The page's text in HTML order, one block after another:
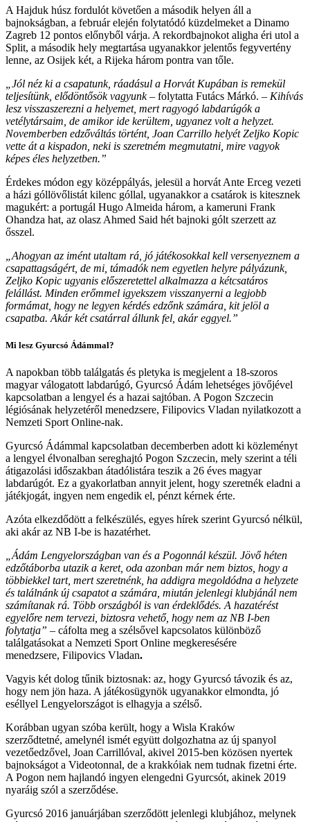
A Hajduk húsz fordulót követően a második helyen áll a
bajnokságban, a február elején folytatódó küzdelmeket a Dinamo
Zagreb 12 pontos előnyből várja. A rekordbajnokot aligha éri utol a
Split, a második hely megtartása ugyanakkor jelentős fegyvertény
lenne, az Osijek két, a Rijeka három pontra van tőle.
„Jól néz ki a csapatunk, ráadásul a Horvát Kupában is remekül
teljesítünk, elődöntősök vagyunk– folytatta Futács Márkó. – Kihívás
lesz visszaszerezni a helyemet, mert ragyogó labdarúgók a
vetélytársaim, de amikor ide kerültem, ugyanez volt a helyzet.
Novemberben edzőváltás történt, Joan Carrillo helyét Zeljko Kopic
vette át a kispadon, neki is szeretném megmutatni, mire vagyok
képes éles helyzetben.”
Érdekes módon egy középpályás, jelesül a horvát Ante Erceg vezeti
a házi góllövőlistát kilenc góllal, ugyanakkor a csatárok is kitesznek
magukért: a portugál Hugo Almeida három, a kameruni Frank
Ohandza hat, az olasz Ahmed Said hét bajnoki gólt szerzett az
ősszel.
„Ahogyan az imént utaltam rá, jó játékosokkal kell versenyeznem a
csapattagságért, de mi, támadók nem egyetlen helyre pályázunk,
Zeljko Kopic ugyanis előszeretettel alkalmazza a kétcsatáros
felállást. Minden erőmmel igyekszem visszanyerni a legjobb
formámat, hogy ne legyen kérdés edzőnk számára, kit jelöl a
csapatba. Akár két csatárral állunk fel, akár eggyel.”
Mi lesz Gyurcsó Ádámmal?
A napokban több találgatás és pletyka is megjelent a 18-szoros
magyar válogatott labdarúgó, Gyurcsó Ádám lehetséges jövőjével
kapcsolatban a lengyel és a hazai sajtóban. A Pogon Szczecin
légiósának helyzetéről menedzsere, Filipovics Vladan nyilatkozott a
Nemzeti Sport Online-nak.
Gyurcsó Ádámmal kapcsolatban decemberben adott ki közleményt
a lengyel élvonalban sereghajtó Pogon Szczecin, mely szerint a téli
átigazolási időszakban átadólistára teszik a 26 éves magyar
labdarúgót. Ez a gyakorlatban annyit jelent, hogy szeretnék eladni a
játékjogát, ingyen nem engedik el, pénzt kérnek érte.
Azóta elkezdődött a felkészülés, egyes hírek szerint Gyurcsó nélkül,
aki akár az NB I-be is hazatérhet.
„Ádám Lengyelországban van és a Pogonnál készül. Jövő héten
edzőtáborba utazik a keret, oda azonban már nem biztos, hogy a
többiekkel tart, mert szeretnénk, ha addigra megoldódna a helyzete
és találnánk új csapatot a számára, miután jelenlegi klubjánál nem
számítanak rá. Több országból is van érdeklődés. A hazatérést
egyelőre nem tervezi, biztosra vehető, hogy nem az NB I-ben
folytatja” – cáfolta meg a szélsővel kapcsolatos különböző
találgatásokat a Nemzeti Sport Online megkeresésére
menedzsere, Filipovics Vladan.
Vagyis két dolog tűnik biztosnak: az, hogy Gyurcsó távozik és az,
hogy nem jön haza. A játékosügynök ugyanakkor elmondta, jó
eséllyel Lengyelországot is elhagyja a szélső.
Korábban ugyan szóba került, hogy a Wisla Kraków
szerződtetné, amelynél ismét együtt dolgozhatna az új spanyol
vezetőedzővel, Joan Carrillóval, akivel 2015-ben közösen nyertek
bajnokságot a Videotonnal, de a krakkóiak nem tudnak fizetni érte.
A Pogon nem hajlandó ingyen elengedni Gyurcsót, akinek 2019
nyaráig szól a szerződése.
Gyurcsó 2016 januárjában szerződött jelenlegi klubjához, melynek